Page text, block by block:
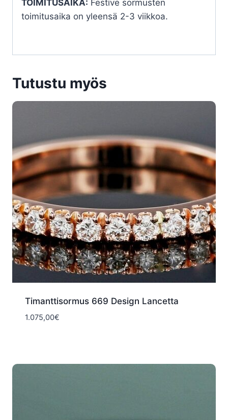
TOIMITUSAIKA: Festive sormusten
toimitusaika on yleensä 2-3 viikkoa.
Tutustu myös
Timanttisormus 669 Design Lancetta
1.075,00€